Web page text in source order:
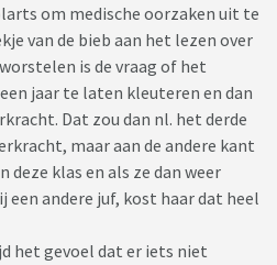
om medische oorzaken uit te
van de bieb aan het lezen over
is de vraag of het
jaar te laten kleuteren en dan
Dat zou dan nl. het derde
maar aan de andere kant
deze klas en als ze dan weer
andere juf, kost haar dat heel
het gevoel dat er iets niet